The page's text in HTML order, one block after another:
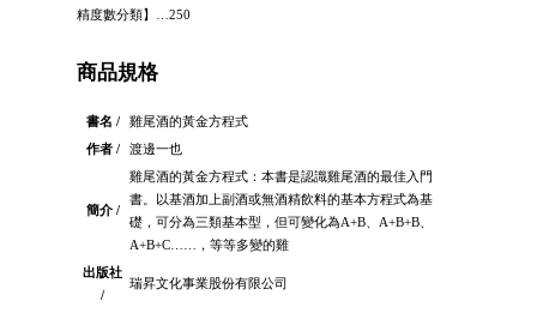
精度數分類】…250
商品規格
書名 /
雞尾酒的黃金方程式
作者 /
渡邊一也
簡介 /
雞尾酒的黃金方程式：本書是認識雞尾酒的最佳入門
書。以基酒加上副酒或無酒精飲料的基本方程式為基
礎，可分為三類基本型，但可變化為A+B、A+B+B、
A+B+C……，等等多變的雞
出版社
/
瑞昇文化事業股份有限公司